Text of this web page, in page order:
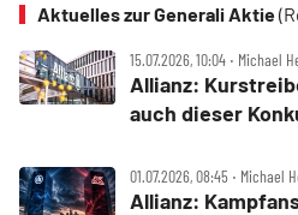
Aktuelles zur Generali Aktie
15.07.2026, 10:04 ‧ Michael
Allianz:
auch dieser
01.07.2026, 08:45 ‧ Michael
Allianz: